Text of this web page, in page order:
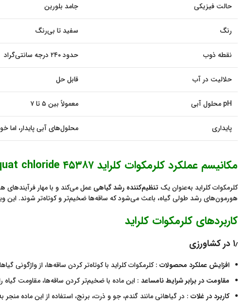
حالت فیزیکی جامد بلورین
رنگ سفید تا بی‌رنگ
نقطه ذوب حدود ۲۴۰ درجه سانتی‌گراد
حلالیت در آب قابل حل
pH محلول آبی معمولاً بین ۵ تا ۷
پایداری محلول‌های آبی پایدار،
مکانیسم عملکرد کلرمکوات کلراید ۴۵۳۸۷ Chlormequat chloride
کلرمکوات کلراید به‌عنوان یک تنظیم‌کننده رشد گیاهی عمل می‌کند و با مهار فرآیندهای
هورمون‌های رشد طولی گیاه، باعث می‌شود که ساقه‌ها ضخیم‌تر و کوتاه‌تر شوند. این
کاربردهای کلرمکوات کلراید
۱٫ در کشاورزی
افزایش عملکرد محصولات : کلرمکوات کلراید با کوتاه‌تر کردن ساقه‌ها، از
مقاومت در برابر شرایط نامساعد : این ماده با ضخیم‌تر کردن ساقه‌ها، مقاومت
کاربرد در غلات : در گیاهانی مانند گندم، جو و ذرت، برنج، استفاده از این ماده